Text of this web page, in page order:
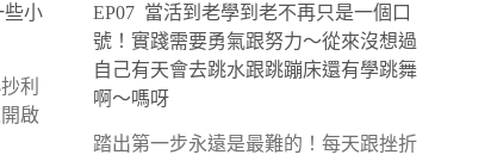
些小
利
啟
EP07 當活到老學到老不再只是一個口
號！實踐需要勇氣跟努力～從來沒想過
自己有天會去跳水跟跳蹦床還有學跳舞
啊～嗎呀
踏出第一步永遠是最難的！每天跟挫折